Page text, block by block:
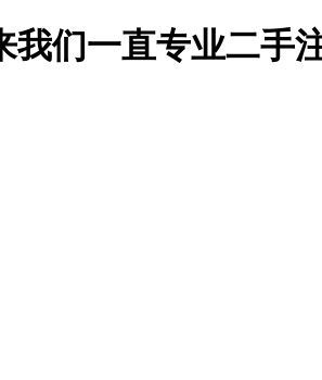
们一直专业二手